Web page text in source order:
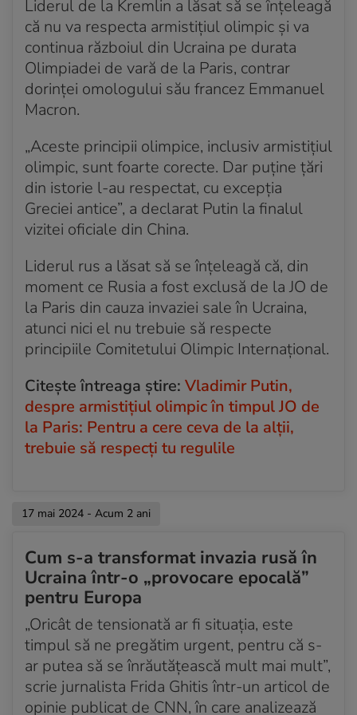
Acum 2 ani
Zelenski, despre „armistițiul” din timpul Jocurilor
Olimpice: „Sună ca o poveste moartă”
Acum 2 ani
Zelenski: trupele ruse au avansat până la 10 km în
Acum 2 ani
Rusia susține că a doborât peste 100 de drone
ucrainene deasupra teritoriului său, în timpul nopții
Acum 2 ani
de Rusia noaptea trecută
Acum 2 ani
Școli închise și pene de curent în urma atacurilor cu
drone din Sevastopol
O femeie și un copil au fost uciși într-un atac cu
dronă în apropiere de Belgorod, anunță
guvernatorul
Acum 2 ani
Atac cu rachete și drone în Harkov
Acum 2 ani
Zelenski a organizat o reuniune a Consiliului de
Apărare la Harkov
Acum 2 ani
Rușii intensifică atacurile în direcția Harkov
Liderul de la Kremlin a lăsat să se înţeleagă
că nu va respecta armistiţiul olimpic şi va
continua războiul din Ucraina pe durata
Olimpiadei de vară de la Paris, contrar
dorinţei omologului său francez Emmanuel
Macron.
„Aceste principii olimpice, inclusiv armistiţiul
olimpic, sunt foarte corecte. Dar puţine ţări
din istorie l-au respectat, cu excepţia
Greciei antice”, a declarat Putin la finalul
vizitei oficiale din China.
Liderul rus a lăsat să se înţeleagă că, din
moment ce Rusia a fost exclusă de la JO de
la Paris din cauza invaziei sale în Ucraina,
atunci nici el nu trebuie să respecte
principiile Comitetului Olimpic Internaţional.
Citeşte întreaga ştire: Vladimir Putin,
despre armistițiul olimpic în timpul JO de
la Paris: Pentru a cere ceva de la alţii,
trebuie să respecţi tu regulile
17 mai 2024 - Acum 2 ani
Cum s-a transformat invazia rusă în
Ucraina într-o „provocare epocală”
pentru Europa
„Oricât de tensionată ar fi situația, este
timpul să ne pregătim urgent, pentru că s-
ar putea să se înrăutățească mult mai mult”,
scrie jurnalista Frida Ghitis într-un articol de
opinie publicat de CNN, în care analizează